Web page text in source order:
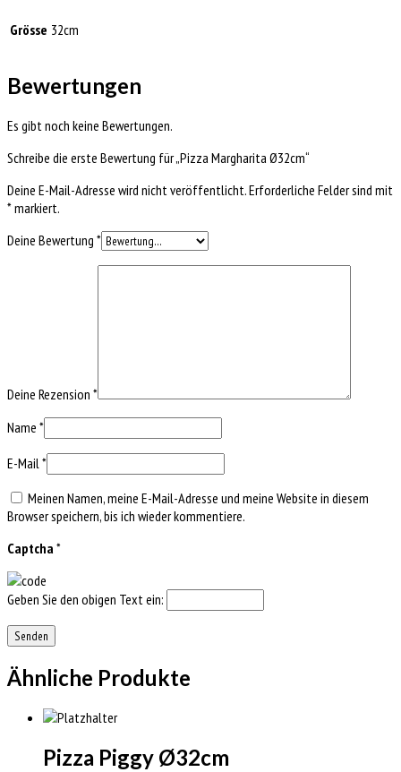
Grösse 32cm
Bewertungen
Es gibt noch keine Bewertungen.
Schreibe die erste Bewertung für „Pizza Margharita Ø32cm“
Deine E-Mail-Adresse wird nicht veröffentlicht.Erforderliche Felder sind mit
*markiert.
Deine Bewertung *
Deine Rezension *
Name *
E-Mail*
Meinen Namen, meine E-Mail-Adresse und meine Website in diesem
Browser speichern, bis ich wieder kommentiere.
Captcha *
Geben Sie den obigen Text ein:
Ähnliche Produkte
Pizza Piggy Ø32cm